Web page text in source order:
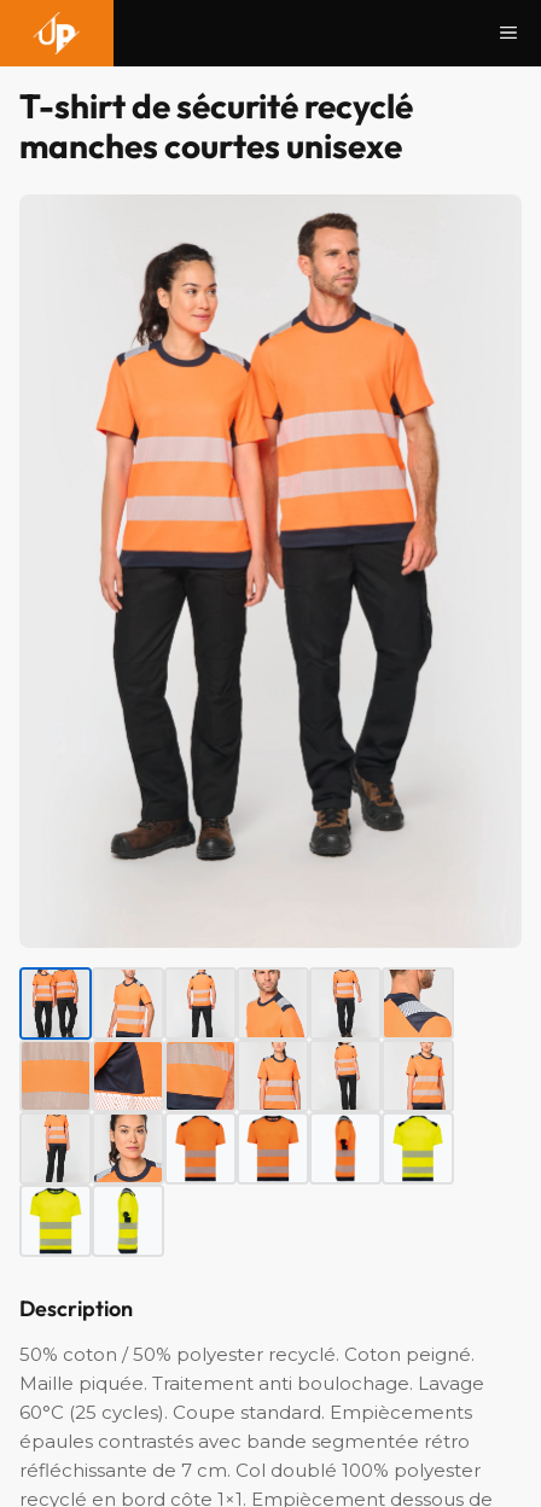
contenu
T-shirt de sécurité recyclé
manches courtes unisexe
Description
50% coton / 50% polyester recyclé. Coton peigné.
Maille piquée. Traitement anti boulochage. Lavage
60°C (25 cycles). Coupe standard. Empiècements
épaules contrastés avec bande segmentée rétro
réfléchissante de 7 cm. Col doublé 100% polyester
recyclé en bord côte 1×1. Empiècement dessous de